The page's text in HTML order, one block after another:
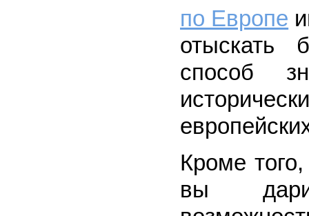
по Европе
отыскать
способ
Кроме
вы